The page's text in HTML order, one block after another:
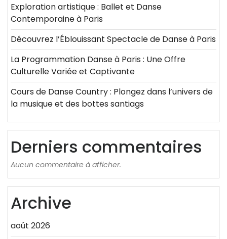
Exploration artistique : Ballet et Danse
Contemporaine à Paris
Découvrez l’Éblouissant Spectacle de Danse à Paris
La Programmation Danse à Paris : Une Offre
Culturelle Variée et Captivante
Cours de Danse Country : Plongez dans l’univers de
la musique et des bottes santiags
Derniers commentaires
Aucun commentaire à afficher.
Archive
août 2026